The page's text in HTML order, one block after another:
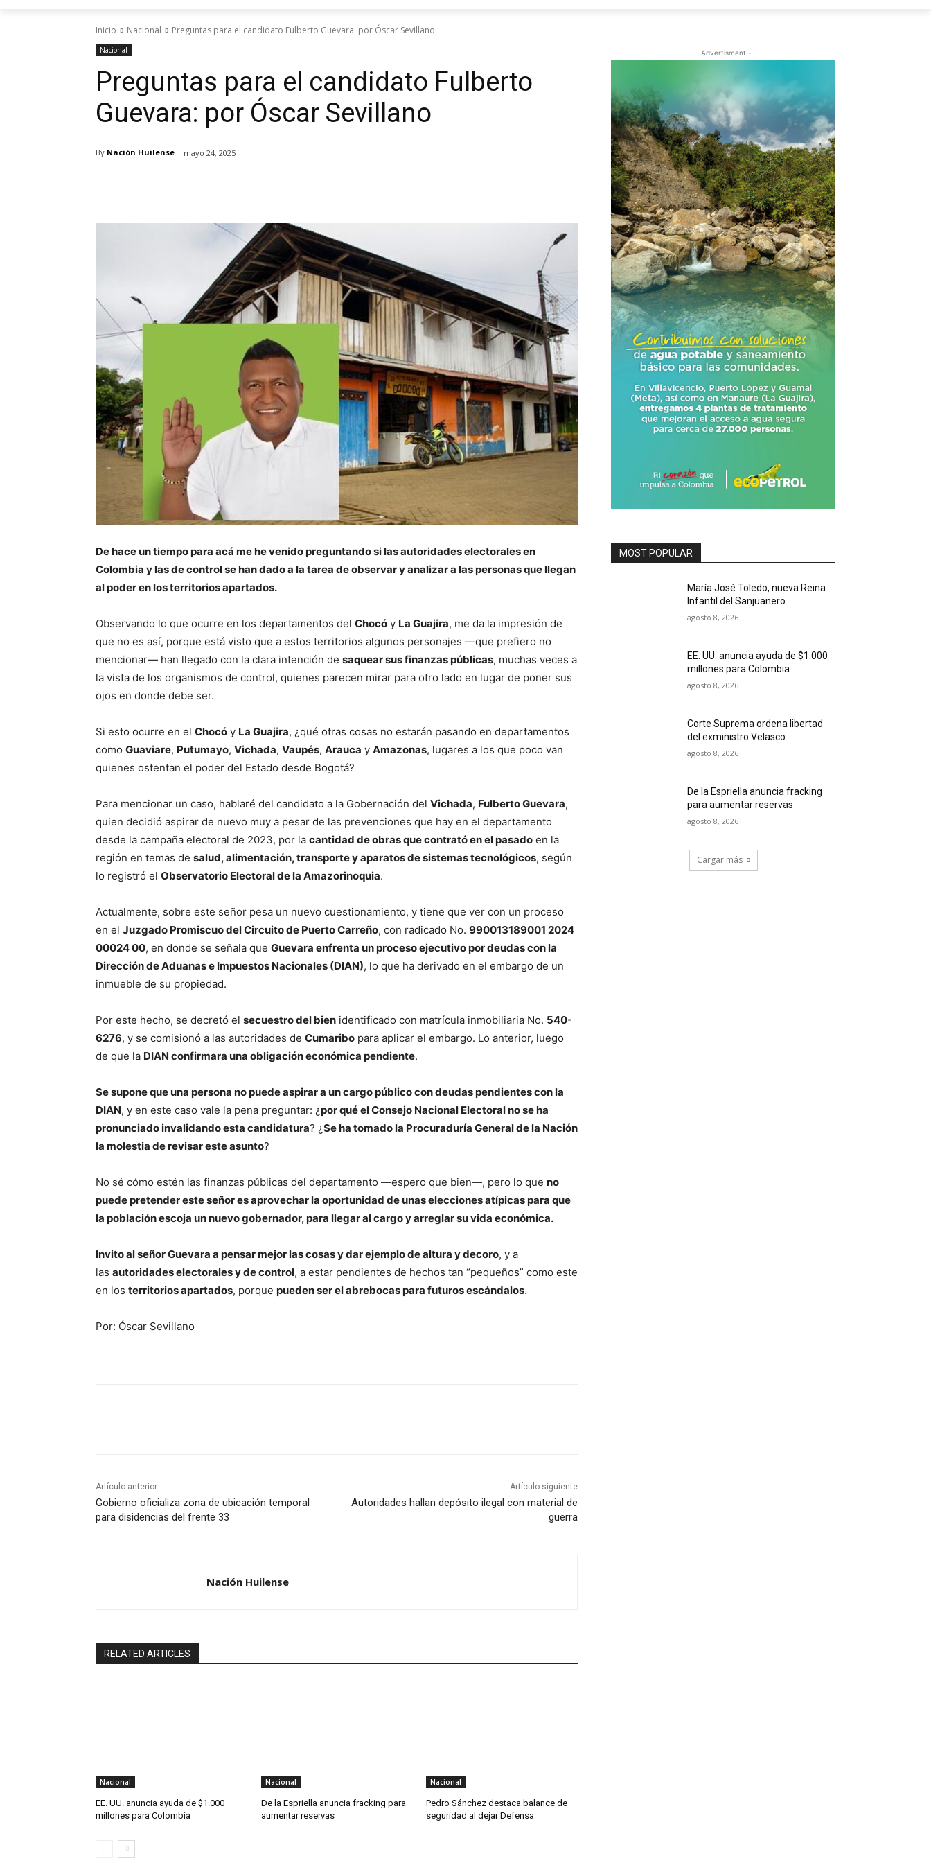
Inicio Nacional Preguntas para el candidato Fulberto Guevara: por Óscar Sevillano
Nacional
Preguntas para el candidato Fulberto
Guevara: por Óscar Sevillano
By Nación Huilense mayo 24, 2025
De hace un tiempo para acá me he venido preguntando si las autoridades electorales en
Colombia y las de control se han dado a la tarea de observar y analizar a las personas que llegan
al poder en los territorios apartados.
Observando lo que ocurre en los departamentos del Chocó y La Guajira, me da la impresión de
que no es así, porque está visto que a estos territorios algunos personajes —que prefiero no
mencionar— han llegado con la clara intención de saquear sus finanzas públicas, muchas veces a
la vista de los organismos de control, quienes parecen mirar para otro lado en lugar de poner sus
ojos en donde debe ser.
Si esto ocurre en el Chocó y La Guajira, ¿qué otras cosas no estarán pasando en departamentos
como Guaviare, Putumayo, Vichada, Vaupés, Arauca y Amazonas, lugares a los que poco van
quienes ostentan el poder del Estado desde Bogotá?
Para mencionar un caso, hablaré del candidato a la Gobernación del Vichada, Fulberto Guevara,
quien decidió aspirar de nuevo muy a pesar de las prevenciones que hay en el departamento
desde la campaña electoral de 2023, por la cantidad de obras que contrató en el pasado en la
región en temas de salud, alimentación, transporte y aparatos de sistemas tecnológicos, según
lo registró el Observatorio Electoral de la Amazorinoquia.
Actualmente, sobre este señor pesa un nuevo cuestionamiento, y tiene que ver con un proceso
en el Juzgado Promiscuo del Circuito de Puerto Carreño, con radicado No. 990013189001 2024
00024 00, en donde se señala que Guevara enfrenta un proceso ejecutivo por deudas con la
Dirección de Aduanas e Impuestos Nacionales (DIAN), lo que ha derivado en el embargo de un
inmueble de su propiedad.
Por este hecho, se decretó el secuestro del bien identificado con matrícula inmobiliaria No. 540-
6276, y se comisionó a las autoridades de Cumaribo para aplicar el embargo. Lo anterior, luego
de que la DIAN confirmara una obligación económica pendiente.
Se supone que una persona no puede aspirar a un cargo público con deudas pendientes con la
DIAN, y en este caso vale la pena preguntar: ¿por qué el Consejo Nacional Electoral no se ha
pronunciado invalidando esta candidatura? ¿Se ha tomado la Procuraduría General de la Nación
la molestia de revisar este asunto?
No sé cómo estén las finanzas públicas del departamento —espero que bien—, pero lo que no
puede pretender este señor es aprovechar la oportunidad de unas elecciones atípicas para que
la población escoja un nuevo gobernador, para llegar al cargo y arreglar su vida económica.
Invito al señor Guevara a pensar mejor las cosas y dar ejemplo de altura y decoro, y a
las autoridades electorales y de control, a estar pendientes de hechos tan “pequeños” como este
en los territorios apartados, porque pueden ser el abrebocas para futuros escándalos.
Por: Óscar Sevillano
Artículo anterior
Gobierno oficializa zona de ubicación temporal
para disidencias del frente 33
Artículo siguiente
Autoridades hallan depósito ilegal con material de
guerra
Nación Huilense
RELATED ARTICLES
Nacional
EE. UU. anuncia ayuda de $1.000
millones para Colombia
Nacional
De la Espriella anuncia fracking para
aumentar reservas
Nacional
Pedro Sánchez destaca balance de
seguridad al dejar Defensa
- Advertisment -
MOST POPULAR
María José Toledo, nueva Reina
Infantil del Sanjuanero
agosto 8, 2026
EE. UU. anuncia ayuda de $1.000
millones para Colombia
agosto 8, 2026
Corte Suprema ordena libertad
del exministro Velasco
agosto 8, 2026
De la Espriella anuncia fracking
para aumentar reservas
agosto 8, 2026
Cargar más